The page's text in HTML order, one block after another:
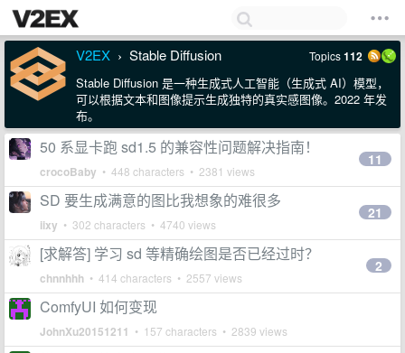
V2EX › Stable Diffusion Topics112
Stable Diffusion 是一种生成式人工智能（生成式 AI）模型，
可以根据文本和图像提示生成独特的真实感图像。2022 年发
布。
50 系显卡跑 sd1.5 的兼容性问题解决指南！
crocoBaby • 448 characters • 2381 views
11
SD 要生成满意的图比我想象的难很多
iixy • 302 characters • 4740 views
21
[求解答] 学习 sd 等精确绘图是否已经过时？
chnnhhh • 414 characters • 2557 views
2
ComfyUI 如何变现
JohnXu20151211 • 157 characters • 2839 views